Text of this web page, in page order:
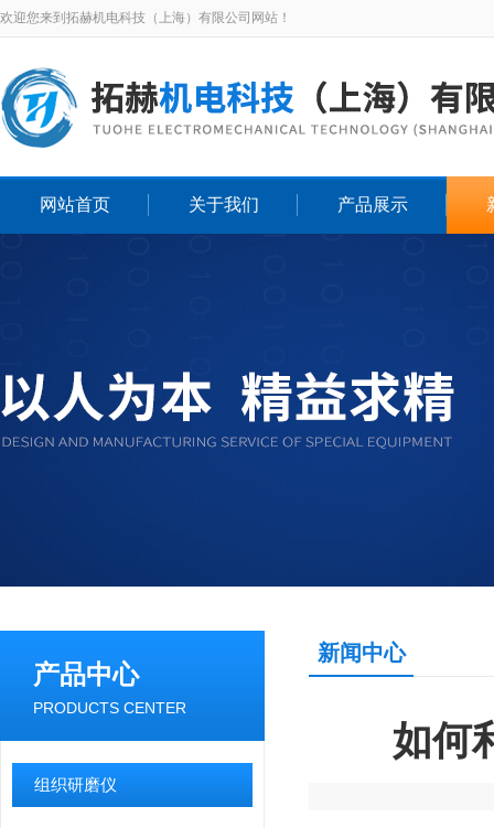
欢迎您来到拓赫机电科技（上海）有限公司网站！
网站首页 关于我们 产品展示
产品中心
PRODUCTS CENTER
组织研磨仪
新闻中心
如何